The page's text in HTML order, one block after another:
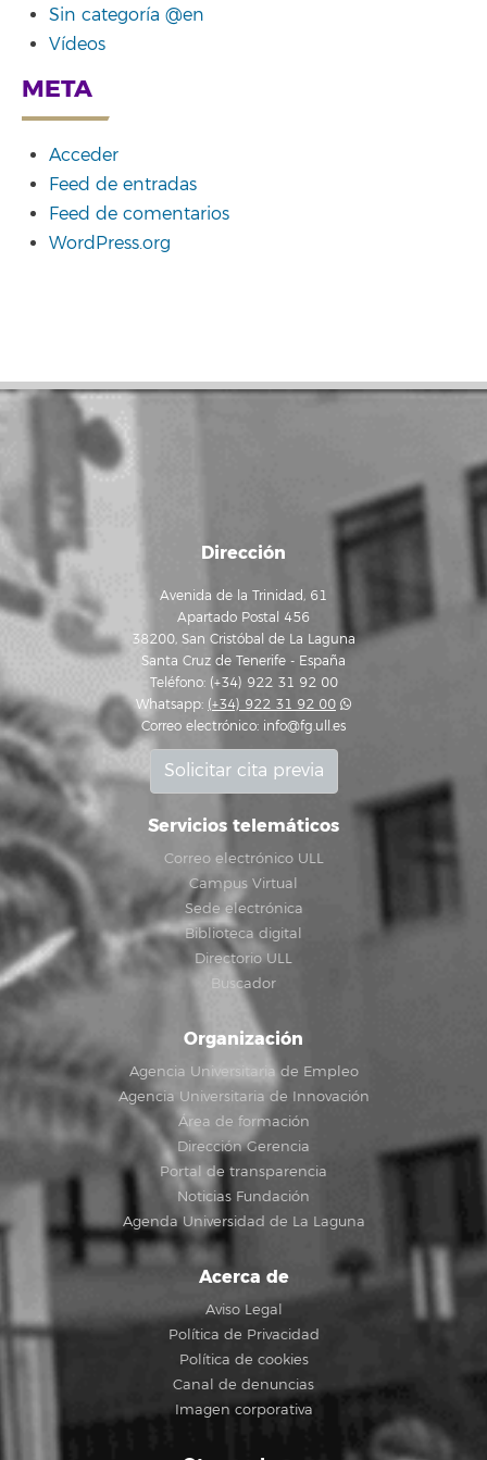
Sin categoría @en
Vídeos
META
Acceder
Feed de entradas
Feed de comentarios
WordPress.org
Dirección
Avenida de la Trinidad, 61
Apartado Postal 456
38200, San Cristóbal de La Laguna
Santa Cruz de Tenerife - España
Teléfono: (+34) 922 31 92 00
Whatsapp: (+34) 922 31 92 00
Correo electrónico: info@fg.ull.es
Solicitar cita previa
Servicios telemáticos
Correo electrónico ULL
Campus Virtual
Sede electrónica
Biblioteca digital
Directorio ULL
Buscador
Organización
Agencia Universitaria de Empleo
Agencia Universitaria de Innovación
Área de formación
Dirección Gerencia
Portal de transparencia
Noticias Fundación
Agenda Universidad de La Laguna
Acerca de
Aviso Legal
Política de Privacidad
Política de cookies
Canal de denuncias
Imagen corporativa